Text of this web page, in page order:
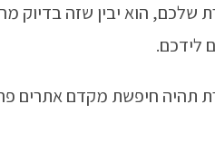
הוא יבין שזה בדיוק
לידכם.
תהיה חיפשת מקדם אתרים